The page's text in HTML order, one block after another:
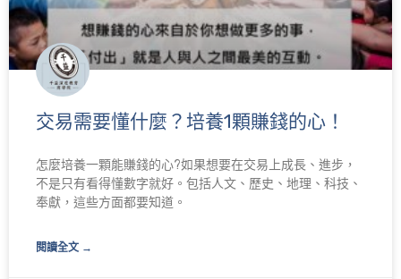
交易需要懂什麼？培養1顆賺錢的心！
怎麼培養一顆能賺錢的心?如果想要在交易上成長、進步，
不是只有看得懂數字就好。包括人文、歷史、地理、科技、
奉獻，這些方面都要知道。
閱讀全文 →